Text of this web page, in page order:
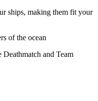
ships, making them fit your
of the ocean
and Team